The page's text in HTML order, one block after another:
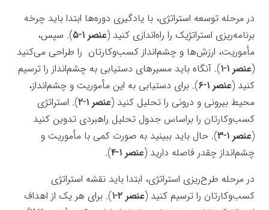
در مرحله توسعه استراتژی، با یادگیری دوره‌ها ابتدا باید چرخه
برنامه‌ریزی استراتژیک را راه‌اندازی کنید (عنصر ۱-۵
). سپس،
مأموریت، ارزش‌ها و چشم‌انداز کسب‌وکارتان را طراحی می‌کنید
(عنصر ۱-۱
). آنگاه باید مسیرهای دستیابی به چشم‌انداز را ترسیم
کنید (عنصر ۱-۶
). برای دستیابی به این مأموریت و چشم‌انداز،
محیط بیرونی و درونی را تحلیل کنید (عنصر ۱-۲
). استراتژی
کسب‌وکارتان را براساس جدول تحلیل راهبردی تدوین کنید
(عنصر ۱-۳
). حال باید ببینید به صورت کمی با مأموریت و
چشم‌انداز چقدر فاصله دارید (عنصر ۱-۴ ).
در مرحله طرح‌ریزی استراتژی، ابتدا باید نقشه استراتژی
کسب‌وکارتان را ترسیم کنید (عنصر ۲-۱
). برای هر یک از اهداف